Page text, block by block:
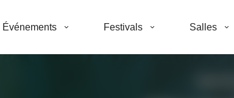
Événements Festivals Salles